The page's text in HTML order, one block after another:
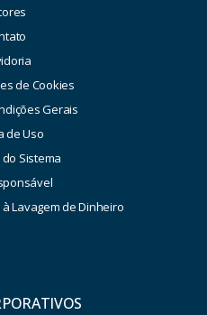
de Cookies
Gerais
de Uso
Sistema
Lavagem de Dinheiro